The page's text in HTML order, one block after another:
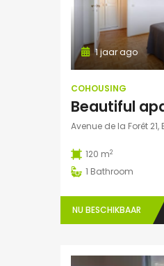
1 jaar ago
COHOUSING
Avenue de la Forêt 21,
120 m2
1 Bathroom
NU BESCHIKBAAR